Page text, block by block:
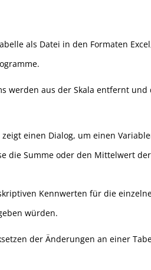
als Datei in den Formaten
werden aus der Skala entfernt
zeigt einen Dialog, um einen
die Summe oder den Mittelwert
Kennwerten für die
würden.
der Änderungen an einer